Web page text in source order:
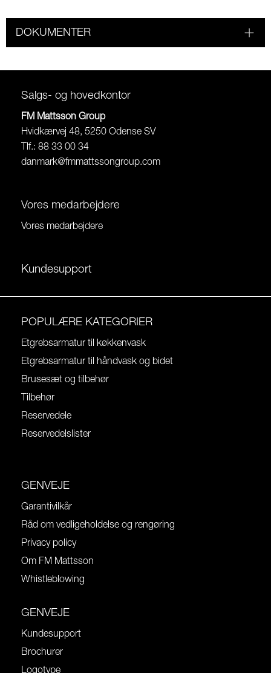
DOKUMENTER
Salgs- og hovedkontor
FM Mattsson Group
Hvidkærvej 48, 5250 Odense SV
Tlf.: 88 33 00 34
danmark@fmmattssongroup.com
Vores medarbejdere
Vores medarbejdere
Kundesupport
POPULÆRE KATEGORIER
Etgrebsarmatur til køkkenvask
Etgrebsarmatur til håndvask og bidet
Brusesæt og tilbehør
Tilbehør
Reservedele
Reservedelslister
GENVEJE
Garantivilkår
Råd om vedligeholdelse og rengøring
Privacy policy
Om FM Mattsson
Whistleblowing
GENVEJE
Kundesupport
Brochurer
Logotype